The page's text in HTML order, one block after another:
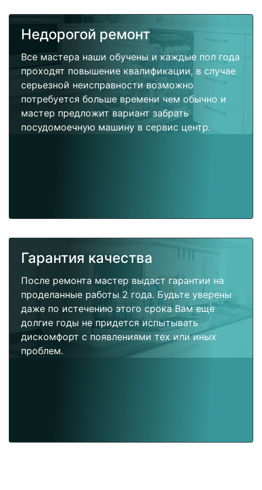
Недорогой ремонт
Все мастера наши обучены и каждые пол года
проходят повышение квалификации, в случае
серьезной неисправности возможно
потребуется больше времени чем обычно и
мастер предложит вариант забрать
посудомоечную машину в сервис центр.
Гарантия качества
После ремонта мастер выдаст гарантии на
проделанные работы 2 года. Будьте уверены
даже по истечению этого срока Вам еще
долгие годы не придется испытывать
дискомфорт с появлениями тех или иных
проблем.